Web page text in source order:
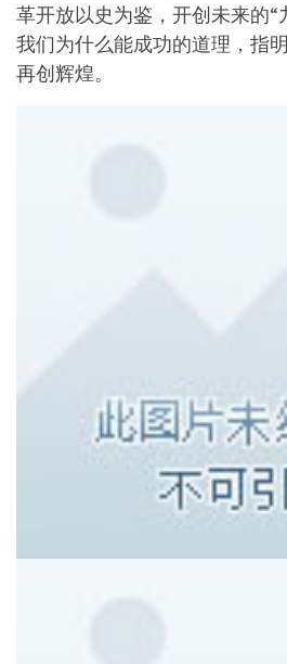
革开放以史为鉴，开创未来的“
我们为什么能成功的道理，指
再创辉煌。